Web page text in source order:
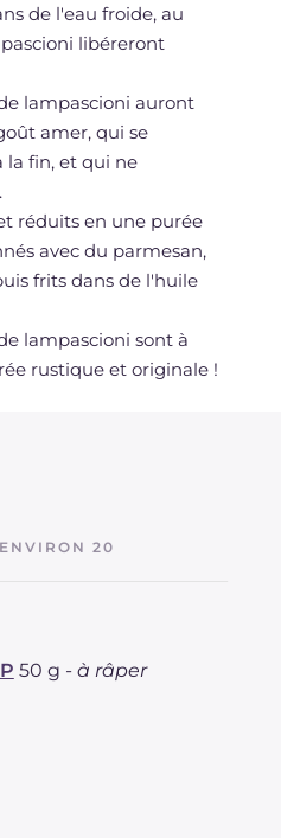
de l'eau froide, au
libéreront
lampascioni auront
amer, qui se
la fin, et qui ne
réduits en une purée
avec du parmesan,
frits dans de l'huile
lampascioni sont à
rustique et originale !
20
50 g - à râper